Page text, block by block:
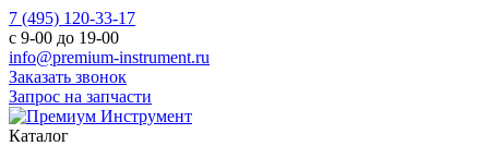
7 (495) 120-33-17
с 9-00 до 19-00
info@premium-instrument.ru
Заказать звонок
Запрос на запчасти
Каталог